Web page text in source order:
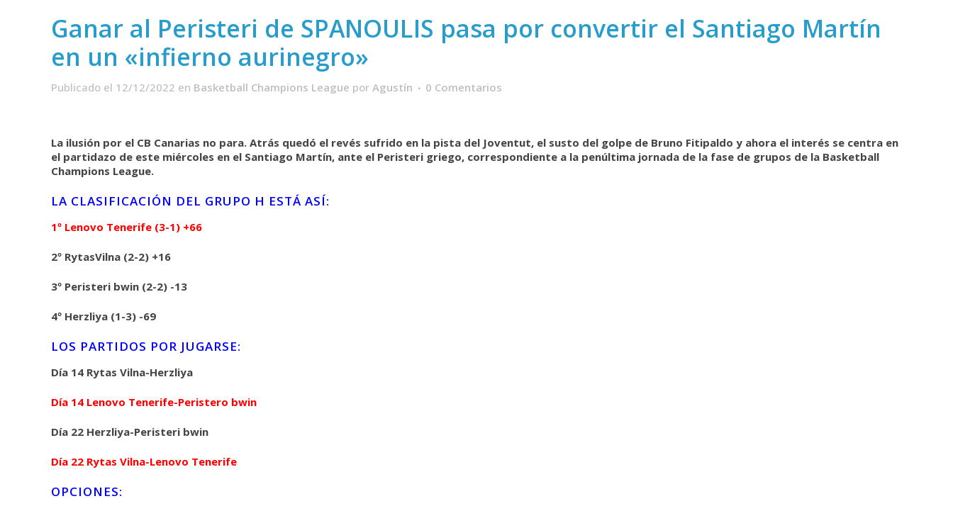
Ganar al Peristeri de SPANOULIS pasa por convertir el Santiago Martín
en un «infierno aurinegro»
Publicado el 12/12/2022 en Basketball Champions League por Agustín 0 Comentarios
La ilusión por el CB Canarias no para. Atrás quedó el revés sufrido en la pista del Joventut, el susto del golpe de Bruno Fitipaldo y ahora el interés se centra en
el partidazo de este miércoles en el Santiago Martín, ante el Peristeri griego, correspondiente a la penúltima jornada de la fase de grupos de la Basketball
Champions League.
LA CLASIFICACIÓN DEL GRUPO H ESTÁ ASÍ:
1º Lenovo Tenerife (3-1) +66
2º RytasVilna (2-2) +16
3º Peristeri bwin (2-2) -13
4º Herzliya (1-3) -69
LOS PARTIDOS POR JUGARSE:
Día 14 Rytas Vilna-Herzliya
Día 14 Lenovo Tenerife-Peristero bwin
Día 22 Herzliya-Peristeri bwin
Día 22 Rytas Vilna-Lenovo Tenerife
OPCIONES: